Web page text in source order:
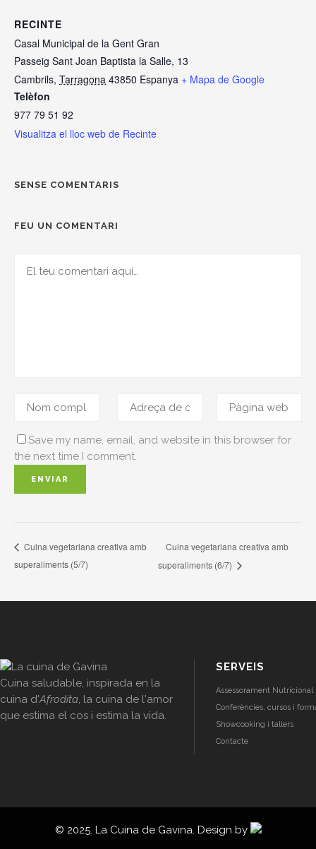
RECINTE
Casal Municipal de la Gent Gran
Passeig Sant Joan Baptista la Salle, 13
Cambrils, Tarragona 43850 Espanya + Mapa de Google
Telèfon
977 79 51 92
Visualitza el lloc web de Recinte
SENSE COMENTARIS
FEU UN COMENTARI
Save my name, email, and website in this browser for
the next time I comment.
Cuina vegetariana creativa amb
superaliments (5/7)
Cuina vegetariana creativa amb
superaliments (6/7)
Cuina saludable, inspirada en la
cuina d'Afrodita, la cuina de l'amor
que estima el cos i estima la vida.
SERVEIS
Assessorament Nutricional
Conferències, cursos i
Showcooking i tallers
Contacte
© 2025. La Cuina de Gavina. Design by